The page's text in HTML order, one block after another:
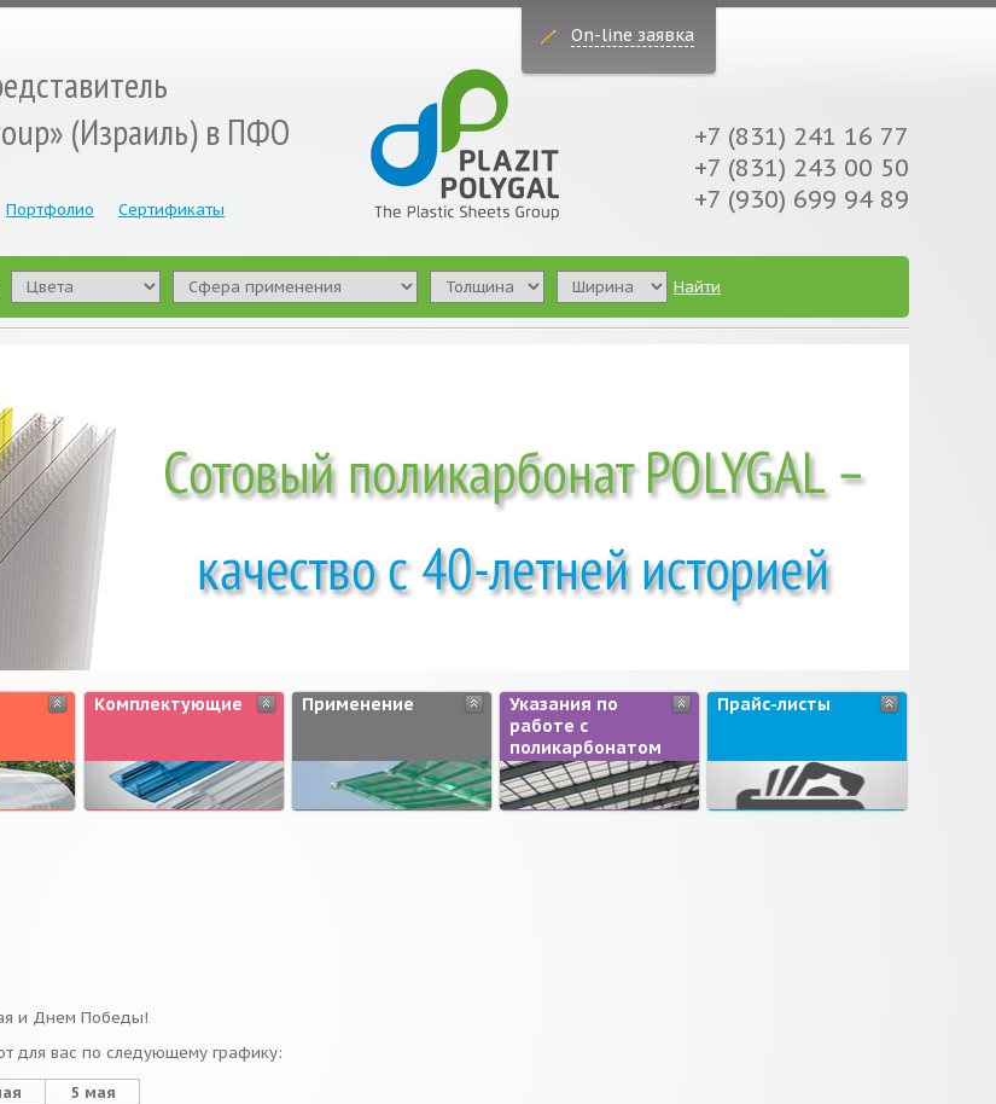
(Израиль) в ПФО
+7 (831) 241 16 77
+7 (831) 243 00 50
+7 (930) 699 94 89
On-line заявка
Портфолио Сертификаты
Найти
Комплектующие Применение
Указания по
работе с
поликарбонатом
Прайс-листы
и Днем Победы!
для вас по следующему графику:
5 мая